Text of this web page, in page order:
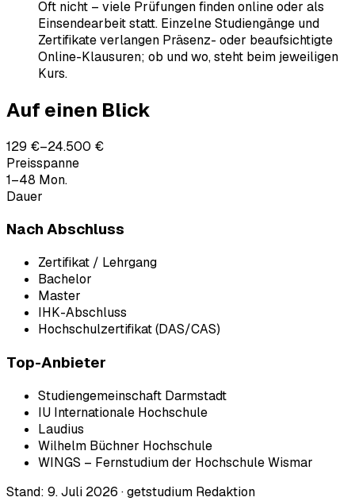
Oft nicht – viele Prüfungen finden online oder als
Einsendearbeit statt. Einzelne Studiengänge und
Zertifikate verlangen Präsenz- oder beaufsichtigte
Online-Klausuren; ob und wo, steht beim jeweiligen
Kurs.
Auf einen Blick
129 €–24.500 €
Preisspanne
1–48 Mon.
Dauer
Nach Abschluss
Zertifikat / Lehrgang
Bachelor
Master
IHK-Abschluss
Hochschulzertifikat (DAS/CAS)
Top-Anbieter
Studiengemeinschaft Darmstadt
IU Internationale Hochschule
Laudius
Wilhelm Büchner Hochschule
WINGS – Fernstudium der Hochschule Wismar
Stand: 9. Juli 2026 ·getstudium Redaktion